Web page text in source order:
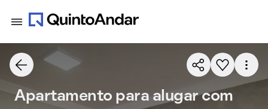
Apartamento para alugar com